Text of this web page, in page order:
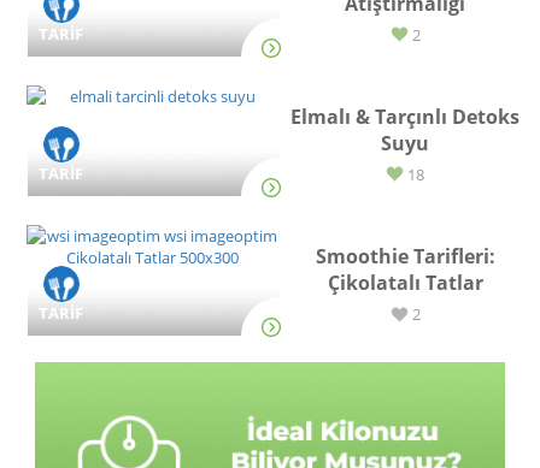
TARİF 2
TARİF
Elmalı & Tarçınlı Detoks
Suyu
18
TARİF
Smoothie Tarifleri:
Çikolatalı Tatlar
2